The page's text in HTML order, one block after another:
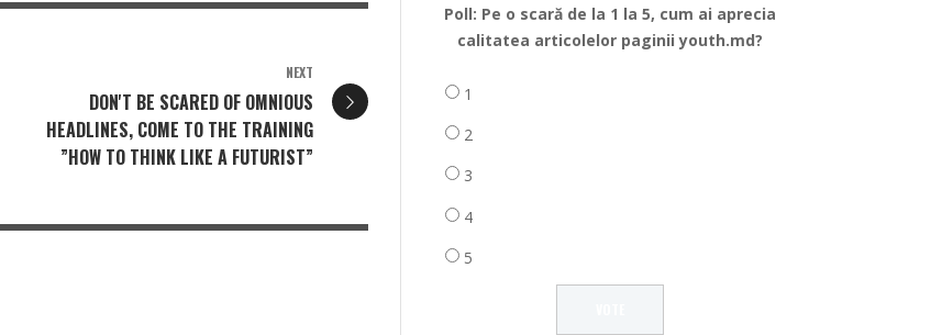
NEXT
DON'T BE SCARED OF OMNIOUS
HEADLINES, COME TO THE TRAINING
”HOW TO THINK LIKE A FUTURIST”
Poll: Pe o scară de la 1 la 5, cum ai aprecia
calitatea articolelor paginii youth.md?
1
2
3
4
5